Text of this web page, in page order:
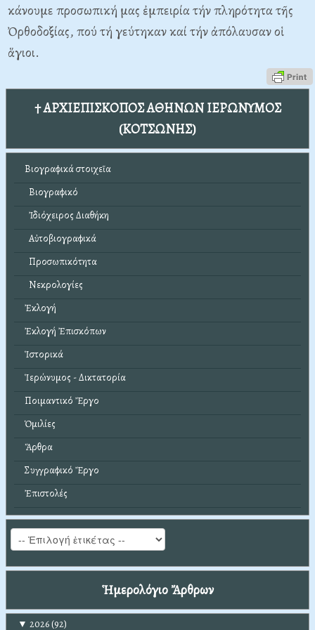
κάνουμε προσωπική μας ἐμπειρία τήν πληρότητα τῆς
Ὀρθοδοξίας, πού τή γεύτηκαν καί τήν ἀπόλαυσαν οἱ
ἅγιοι.
† ΑΡΧΙΕΠΙΣΚΟΠΟΣ ΑΘΗΝΩΝ ΙΕΡΩΝΥΜΟΣ
(ΚΟΤΣΩΝΗΣ)
Βιογραφικά στοιχεῖα
Βιογραφικό
Ἰδιόχειρος Διαθήκη
Αὐτοβιογραφικά
Προσωπικότητα
Νεκρολογίες
Ἐκλογή
Ἐκλογή Ἐπισκόπων
Ἱστορικά
Ἱερώνυμος - Δικτατορία
Ποιμαντικό Ἔργο
Ὁμιλίες
Ἄρθρα
Συγγραφικό Ἔργο
Ἐπιστολές
Ἡμερολόγιο Ἄρθρων
▼ 2026(92)